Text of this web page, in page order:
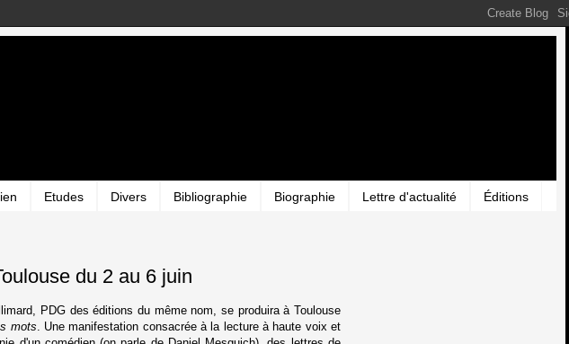
Etudes Divers Bibliographie Biographie Lettre d'actualité Éditions
du 2 au 6 juin
PDG des éditions du même nom, se produira à Toulouse
mots . Une manifestation consacrée à la lecture à haute voix et